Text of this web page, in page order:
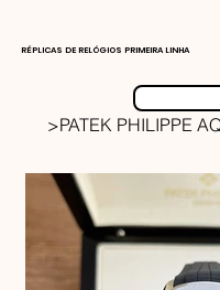
RÉPLICAS DE RELÓGIOS PRIMEIRA LINHA
>PATEK PHILIPPE